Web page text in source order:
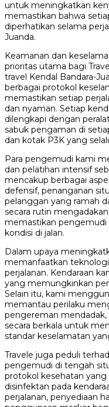
untuk meningkatkan
memastikan bahwa
diperhatikan selama
Juanda.
Keamanan dan
prioritas utama bagi
travel Kendal Bandara-
berbagai protokol
memastikan setiap
dan nyaman. Setiap
dilengkapi dengan
sabuk pengaman di
dan kotak P3K yang
Para pengemudi kami
dan pelatihan intensif
mencakup berbagai
defensif, penanganan
pelanggan yang ramah
secara rutin
memastikan pengemudi
kondisi di jalan.
Dalam upaya
memanfaatkan
perjalanan. Kendaraan
yang memungkinkan
Selain itu, kami
memantau perilaku
pengereman mendadak,
secara berkala untuk
standar keselamatan
Travele juga peduli
pengemudi di tengah
protokol kesehatan
disinfektan pada
perjalanan, penyediaan